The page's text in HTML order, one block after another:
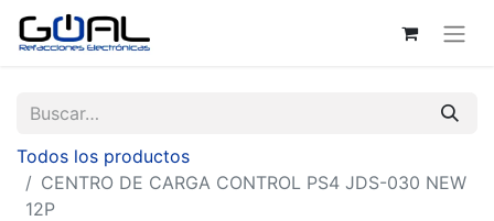
Todos los productos
CENTRO DE CARGA CONTROL PS4 JDS-030 NEW
12P